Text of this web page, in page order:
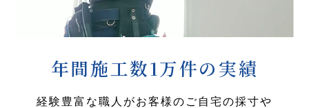
年間施工数1万件の実績
経験豊富な職人がお客様のご自宅の採寸や